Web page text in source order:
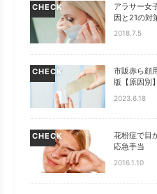
CHECK
アラサー女
因と21の対
2018.7.5
CHECK
市販赤ら顔
版【原因別】
2023.6.18
CHECK
花粉症で目
応急手当
2016.1.10